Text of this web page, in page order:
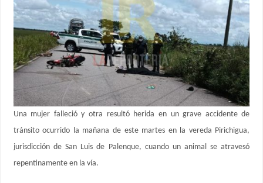
Una mujer falleció y otra resultó herida en un grave accidente de
tránsito ocurrido la mañana de este martes en la vereda Pirichigua,
jurisdicción de San Luis de Palenque, cuando un animal se atravesó
repentinamente en la vía.